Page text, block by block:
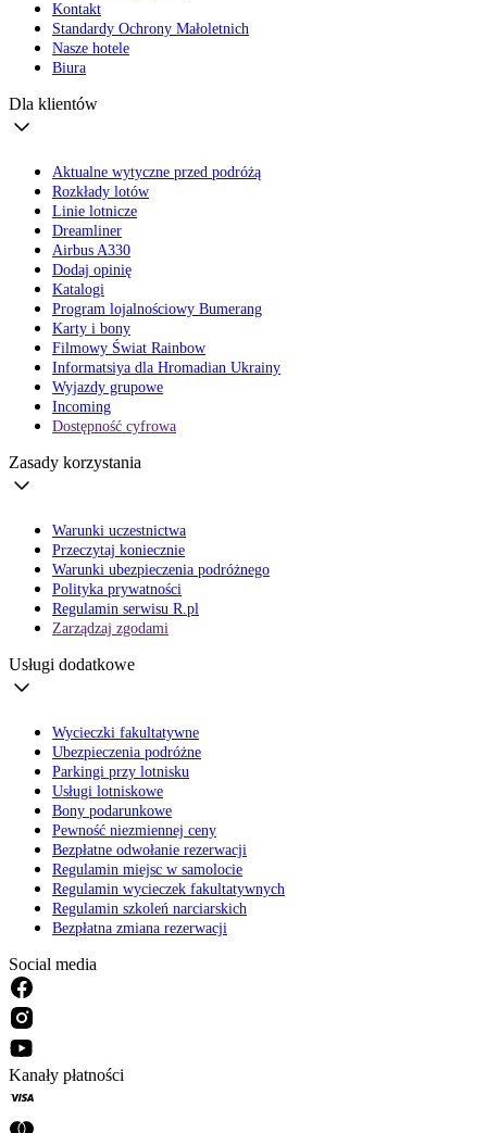
Kontakt
Standardy Ochrony Małoletnich
Nasze hotele
Biura
Dla klientów
Aktualne wytyczne przed podróżą
Rozkłady lotów
Linie lotnicze
Dreamliner
Airbus A330
Dodaj opinię
Katalogi
Program lojalnościowy Bumerang
Karty i bony
Filmowy Świat Rainbow
Informatsiya dla Hromadian Ukrainy
Wyjazdy grupowe
Incoming
Dostępność cyfrowa
Zasady korzystania
Warunki uczestnictwa
Przeczytaj koniecznie
Warunki ubezpieczenia podróżnego
Polityka prywatności
Regulamin serwisu R.pl
Zarządzaj zgodami
Usługi dodatkowe
Wycieczki fakultatywne
Ubezpieczenia podróżne
Parkingi przy lotnisku
Usługi lotniskowe
Bony podarunkowe
Pewność niezmiennej ceny
Bezpłatne odwołanie rezerwacji
Regulamin miejsc w samolocie
Regulamin wycieczek fakultatywnych
Regulamin szkoleń narciarskich
Bezpłatna zmiana rezerwacji
Social media
Kanały płatności